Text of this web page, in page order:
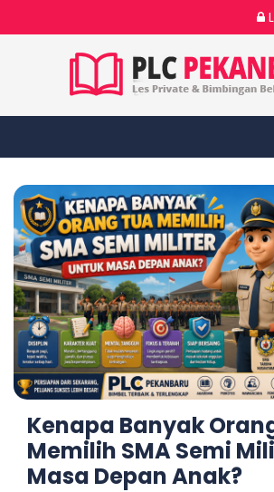
Kenapa Banyak
Memilih SMA Semi
Masa Depan Anak?